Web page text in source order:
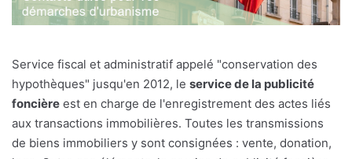
Service fiscal et administratif appelé "conservation des
hypothèques" jusqu'en 2012, le service de la publicité
foncière est en charge de l'enregistrement des actes liés
aux transactions immobilières. Toutes les transmissions
de biens immobiliers y sont consignées : vente, donation,